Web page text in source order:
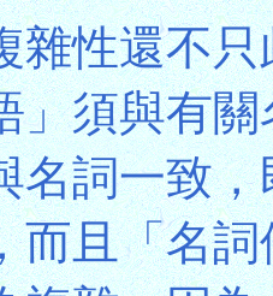
雜性還不
」須與有
名詞一致
而且「名